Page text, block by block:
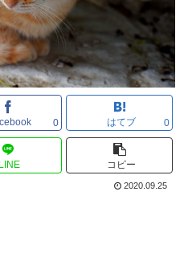
0 はてブ 0
LINE コピー
2020.09.25